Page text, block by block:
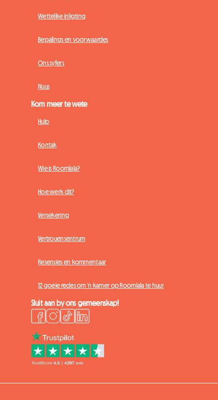
Wettelike inligting
Bepalings en voorwaardes
Ons syfers
Nuus
Kom meer te wete
Hulp
Kontak
Wie is Roomlala?
Hoe werk dit?
Versekering
Vertrouensentrum
Resensies en kommentaar
12 goeie redes om 'n kamer op Roomlala te huur
Sluit aan by ons gemeenskap!